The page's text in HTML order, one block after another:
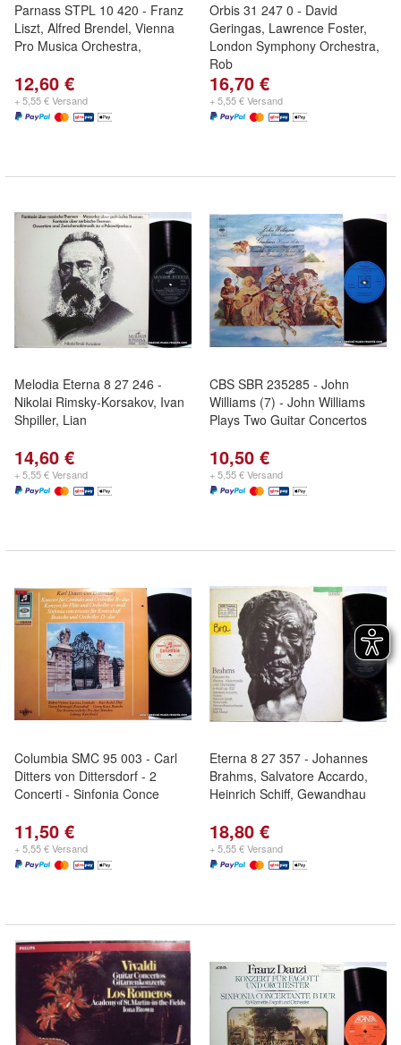
Parnass STPL 10 420 - Franz
Liszt, Alfred Brendel, Vienna
Pro Musica Orchestra,
12,60 €
+ 5,55 € Versand
Orbis 31 247 0 - David
Geringas, Lawrence Foster,
London Symphony Orchestra,
Rob
16,70 €
+ 5,55 € Versand
Melodia Eterna 8 27 246 -
Nikolai Rimsky-Korsakov, Ivan
Shpiller, Lian
14,60 €
+ 5,55 € Versand
CBS SBR 235285 - John
Williams (7) - John Williams
Plays Two Guitar Concertos
10,50 €
+ 5,55 € Versand
Columbia SMC 95 003 - Carl
Ditters von Dittersdorf - 2
Concerti - Sinfonia Conce
11,50 €
+ 5,55 € Versand
Eterna 8 27 357 - Johannes
Brahms, Salvatore Accardo,
Heinrich Schiff, Gewandhau
18,80 €
+ 5,55 € Versand